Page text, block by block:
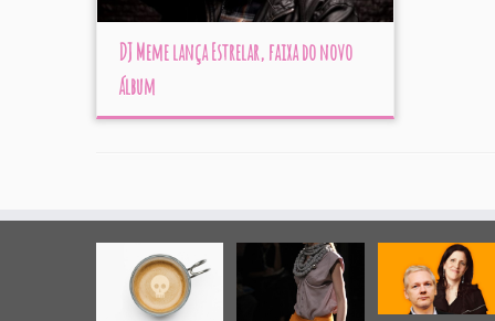
DJ Meme lança Estrelar, faixa do novo
álbum